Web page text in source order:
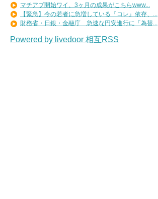
マチアプ開始ワイ、3ヶ月の成果がこちらwww...
【緊急】今の若者に急増している『コレ』依存、...
財務省・日銀・金融庁 急速な円安進行に「為替...
Powered by livedoor 相互RSS